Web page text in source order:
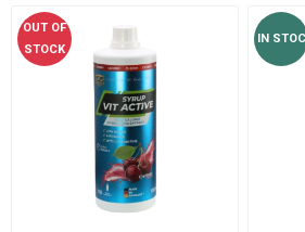
OUT OF
STOCK
IN STOC